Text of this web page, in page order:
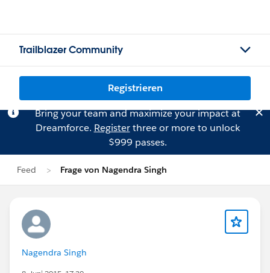
Trailblazer Community
Registrieren
Bring your team and maximize your impact at
Dreamforce. Registerthree or more to unlock
$999 passes.
Feed Frage von Nagendra Singh
Nagendra Singh